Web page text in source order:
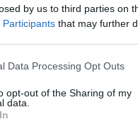
by us to third parties on
Participants that may further
this website/app uses one
your visit or usage behaviour.
consent to Google and its
for below specified purposes
Data Processing Opt Outs
opt-out of the Sharing of my
data.
Ha egészséges, ne
Orbán maszkban
oligarchákat:
Mészároséktól